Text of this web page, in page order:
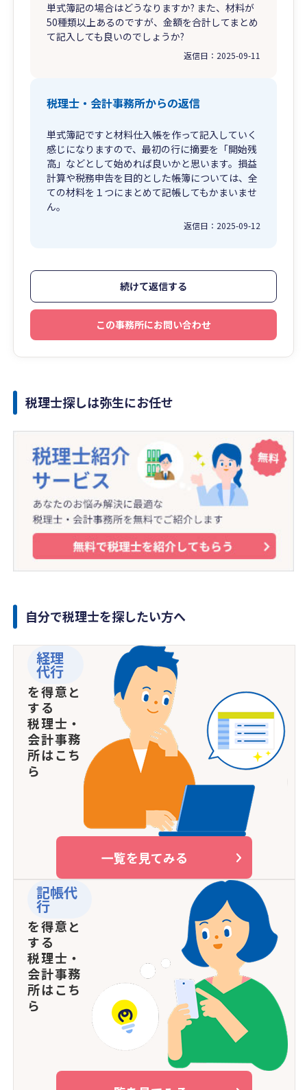
単式簿記の場合はどうなりますか? また、材料が
50種類以上あるのですが、金額を合計してまとめ
て記入しても良いのでしょうか?
返信日： 2025-09-11
税理士・会計事務所からの返信
単式簿記ですと材料仕入帳を作って記入していく
感じになりますので、最初の行に摘要を「開始残
高」などとして始めれば良いかと思います。損益
計算や税務申告を目的とした帳簿については、全
ての材料を１つにまとめて記帳してもかまいませ
ん。
返信日： 2025-09-12
続けて返信する
この事務所にお問い合わせ
税理士探しは弥生にお任せ
自分で税理士を探したい方へ
経理
代行
を得意と
する
税理士・
会計事務
所はこち
ら
一覧を見てみる
記帳代
行
を得意と
する
税理士・
会計事務
所はこち
ら